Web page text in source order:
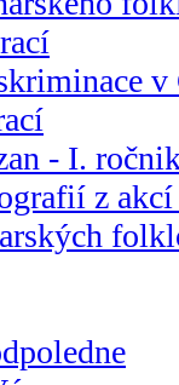
- I.
z akcí